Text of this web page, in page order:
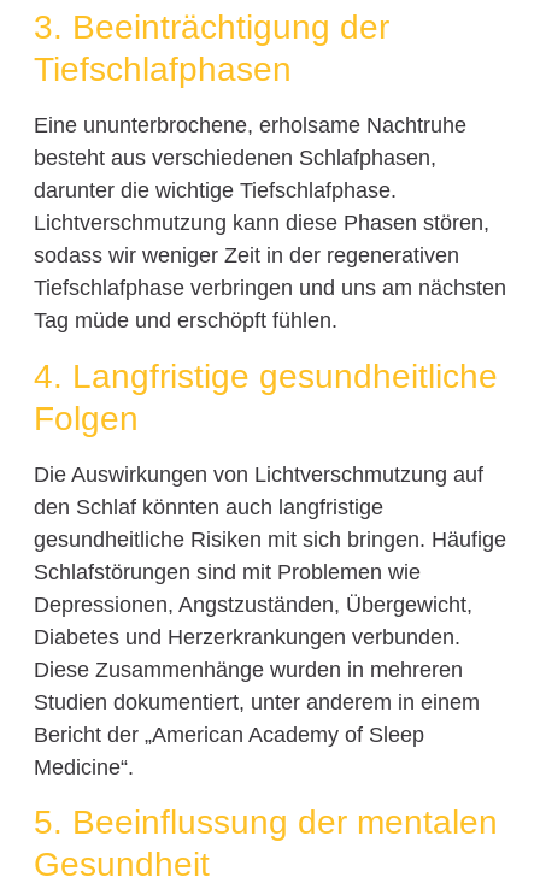
3. Beeinträchtigung der
Tiefschlafphasen
Eine ununterbrochene, erholsame Nachtruhe
besteht aus verschiedenen Schlafphasen,
darunter die wichtige Tiefschlafphase.
Lichtverschmutzung kann diese Phasen stören,
sodass wir weniger Zeit in der regenerativen
Tiefschlafphase verbringen und uns am nächsten
Tag müde und erschöpft fühlen.
4. Langfristige gesundheitliche
Folgen
Die Auswirkungen von Lichtverschmutzung auf
den Schlaf könnten auch langfristige
gesundheitliche Risiken mit sich bringen. Häufige
Schlafstörungen sind mit Problemen wie
Depressionen, Angstzuständen, Übergewicht,
Diabetes und Herzerkrankungen verbunden.
Diese Zusammenhänge wurden in mehreren
Studien dokumentiert, unter anderem in einem
Bericht der „American Academy of Sleep
Medicine“.
5. Beeinflussung der mentalen
Gesundheit